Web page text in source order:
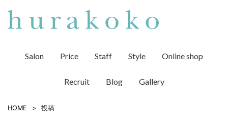
Salon Price Staff Style Online shop
Recruit Blog Gallery
HOME 投稿